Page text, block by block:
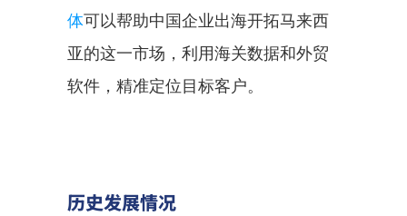
体可以帮助中国企业出海开拓马来西
亚的这一市场，利用海关数据和外贸
软件，精准定位目标客户。
历史发展情况